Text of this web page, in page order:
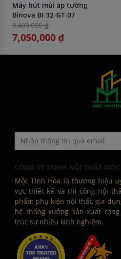
Máy hút mùi áp tường
Binova BI-32-GT-07
9,400,000 ₫
7,050,000 ₫
CÔNG TY TNHH NỘI THẤT
Mộc Tinh Hoa là thương hiệu
vực thiết kế và thi công nội
phẩm phụ kiện nội thất, gia
hệ thống xưởng sản xuất
trúc sư nhiều kinh nghiệm.